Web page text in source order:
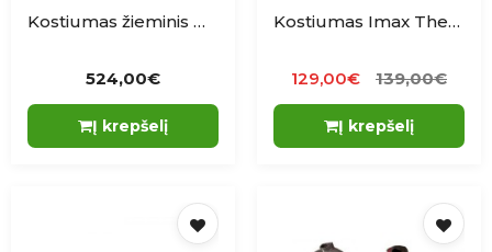
Kostiumas žieminis Norfin EXTREME 5
524,00€
Į krepšelį
Kostiumas Imax Thermo Suit
129,00€ 139,00€
Į krepšelį